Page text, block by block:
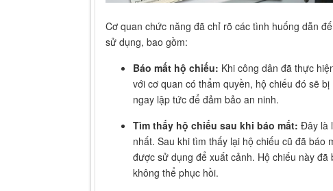
Cơ quan chức năng đã chỉ rõ các tình huống dẫn
sử dụng, bao gồm:
Báo mất hộ chiếu: Khi công dân đã thực
với cơ quan có thẩm quyền, hộ chiếu đó sẽ
ngay lập tức để đảm bảo an ninh.
Tìm thấy hộ chiếu sau khi báo mất: Đây là
nhất. Sau khi tìm thấy lại hộ chiếu cũ đã báo
được sử dụng để xuất cảnh. Hộ chiếu này
không thể phục hồi.